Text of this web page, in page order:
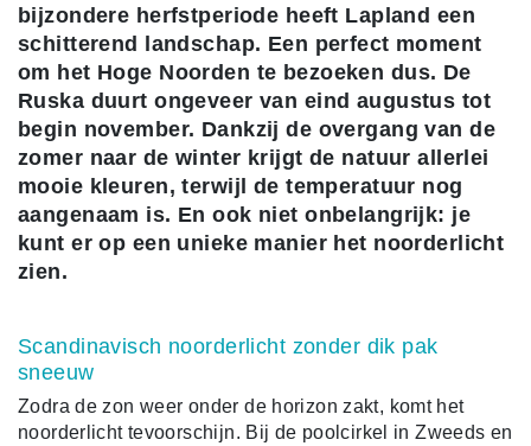
bijzondere herfstperiode heeft Lapland een
schitterend landschap. Een perfect moment
om het Hoge Noorden te bezoeken dus. De
Ruska duurt ongeveer van eind augustus tot
begin november. Dankzij de overgang van de
zomer naar de winter krijgt de natuur allerlei
mooie kleuren, terwijl de temperatuur nog
aangenaam is. En ook niet onbelangrijk: je
kunt er op een unieke manier het noorderlicht
zien.
Scandinavisch noorderlicht zonder dik pak
sneeuw
Zodra de zon weer onder de horizon zakt, komt het
noorderlicht tevoorschijn. Bij de poolcirkel in Zweeds en